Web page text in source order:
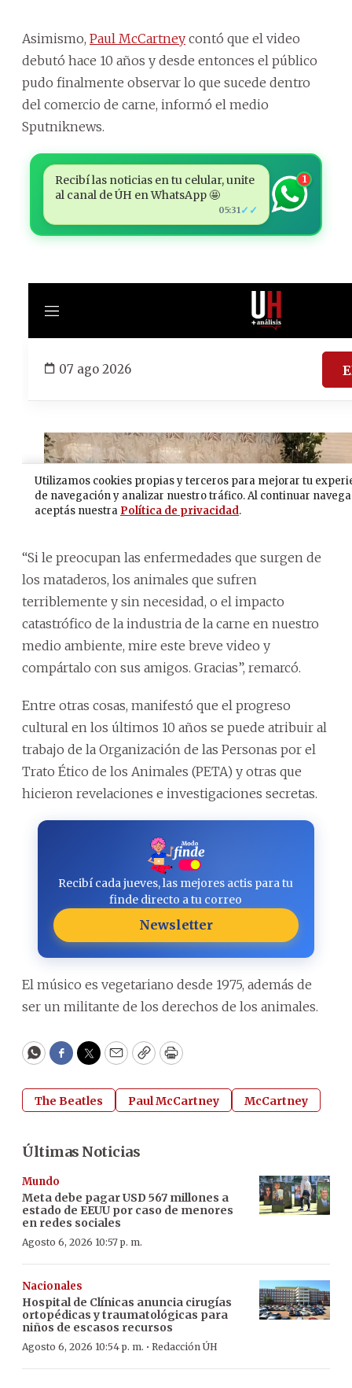
Asimismo, Paul McCartney contó que el video
debutó hace 10 años y desde entonces el público
pudo finalmente observar lo que sucede dentro
del comercio de carne, informó el medio
Sputniknews.
Recibí las noticias en tu celular, unite
al canal de ÚH en WhatsApp 🤩
05:31 ✓✓
1
“Si le preocupan las enfermedades que surgen de
los mataderos, los animales que sufren
terriblemente y sin necesidad, o el impacto
catastrófico de la industria de la carne en nuestro
medio ambiente, mire este breve video y
compártalo con sus amigos. Gracias”, remarcó.
Entre otras cosas, manifestó que el progreso
cultural en los últimos 10 años se puede atribuir al
trabajo de la Organización de las Personas por el
Trato Ético de los Animales (PETA) y otras que
hicieron revelaciones e investigaciones secretas.
Recibí cada jueves, las mejores actis para tu
finde directo a tu correo
Newsletter
El músico es vegetariano desde 1975, además de
ser un militante de los derechos de los animales.
WhatsApp
Facebook
Twitter
EmailCopyPrint
The Beatles Paul McCartney McCartney
Últimas Noticias
Mundo
Meta debe pagar USD 567 millones a
estado de EEUU por caso de menores
en redes sociales
Agosto 6, 2026 10:57 p. m.
Nacionales
Hospital de Clínicas anuncia cirugías
ortopédicas y traumatológicas para
niños de escasos recursos
Agosto 6, 2026 10:54 p. m. · Redacción ÚH